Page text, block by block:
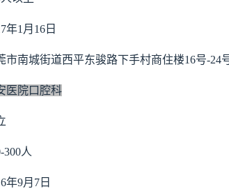
年1月16日
市南城街道西平东骏路下手村商住楼16号-24
医院口腔科
300人
年9月7日